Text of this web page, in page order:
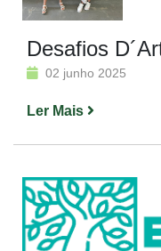
Desafios
02 junho 2025
Ler Mais